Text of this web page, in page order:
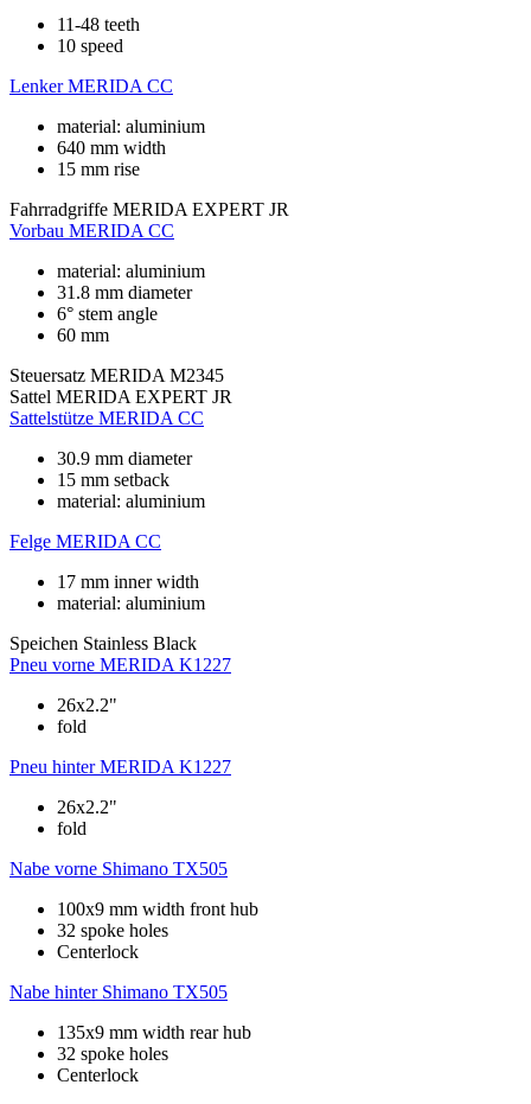
11-48 teeth
10 speed
Lenker MERIDA CC
material: aluminium
640 mm width
15 mm rise
Fahrradgriffe MERIDA EXPERT JR
Vorbau MERIDA CC
material: aluminium
31.8 mm diameter
6° stem angle
60 mm
Steuersatz MERIDA M2345
Sattel MERIDA EXPERT JR
Sattelstütze MERIDA CC
30.9 mm diameter
15 mm setback
material: aluminium
Felge MERIDA CC
17 mm inner width
material: aluminium
Speichen Stainless Black
Pneu vorne MERIDA K1227
26x2.2"
fold
Pneu hinter MERIDA K1227
26x2.2"
fold
Nabe vorne Shimano TX505
100x9 mm width front hub
32 spoke holes
Centerlock
Nabe hinter Shimano TX505
135x9 mm width rear hub
32 spoke holes
Centerlock